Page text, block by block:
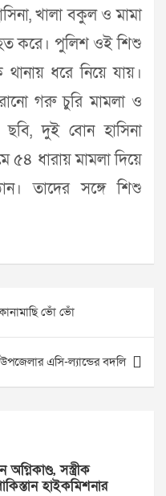
খালা বকুল ও মামা
করে। পুলিশ ওই শিশু
ধরে নিয়ে যায়।
গরু চুরি মামলা ও
দুই বোন হাসিনা
ধারায় মামলা দিয়ে
তাদের সঙ্গে শিশু
ভোঁ ভোঁ
এসি-ল্যান্ডের বদলি
সস্ত্রীক
হাইকমিশনার